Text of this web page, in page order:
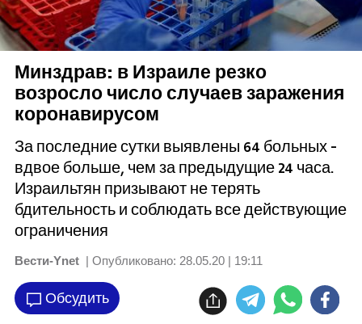
Минздрав: в Израиле резко
возросло число случаев заражения
коронавирусом
За последние сутки выявлены 64 больных -
вдвое больше, чем за предыдущие 24 часа.
Израильтян призывают не терять
бдительность и соблюдать все действующие
ограничения
Вести-Ynet | Опубликовано: 28.05.20 | 19:11
Обсудить